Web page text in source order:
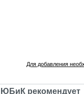
Для добавления
ЮБиК рекомендует